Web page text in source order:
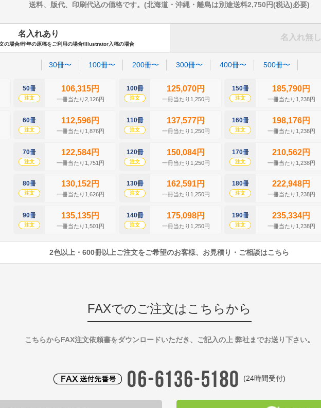
送料、版代、印刷代込の価格です。(北海道・沖縄・離島は別途送料2,750円(税込)必要)
名入れあり
の場合/昨年の原稿をご利用の場合/Illustrator入稿の場合
名入れ無し
30冊〜 100冊〜 200冊〜 300冊〜 400冊〜 500冊〜
50冊
注文
106,315円
一冊当たり2,126円
60冊
注文
112,596円
一冊当たり1,876円
70冊
注文
122,584円
一冊当たり1,751円
80冊
注文
130,152円
一冊当たり1,626円
90冊
注文
135,135円
一冊当たり1,501円
100冊
注文
125,070円
一冊当たり1,250円
110冊
注文
137,577円
一冊当たり1,250円
120冊
注文
150,084円
一冊当たり1,250円
130冊
注文
162,591円
一冊当たり1,250円
140冊
注文
175,098円
一冊当たり1,250円
150冊
注文
185,790円
一冊当たり1,238円
160冊
注文
198,176円
一冊当たり1,238円
170冊
注文
210,562円
一冊当たり1,238円
180冊
注文
222,948円
一冊当たり1,238円
190冊
注文
235,334円
一冊当たり1,238円
2色以上・600冊以上ご注文をご希望のお客様、お見積り・ご相談はこちら
FAXでのご注文はこちらから
こちらからFAX注文依頼書をダウンロードいただき、ご記入の上 弊社までお送り下さい。
(24時間受付)